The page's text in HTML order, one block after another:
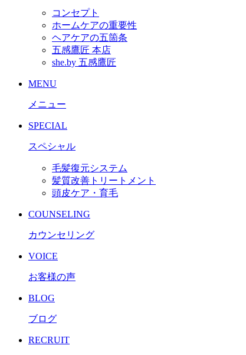
コンセプト
ホームケアの重要性
ヘアケアの五箇条
五感鷹匠 本店
she.by 五感鷹匠
MENU
メニュー
SPECIAL
スペシャル
毛髪復元システム
髪質改善トリートメント
頭皮ケア・育毛
COUNSELING
カウンセリング
VOICE
お客様の声
BLOG
ブログ
RECRUIT